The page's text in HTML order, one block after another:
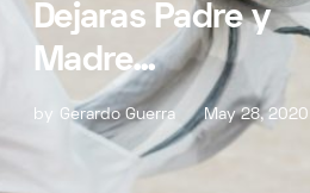
Dejaras Padre y
Madre…
by Gerardo Guerra May 28, 2020